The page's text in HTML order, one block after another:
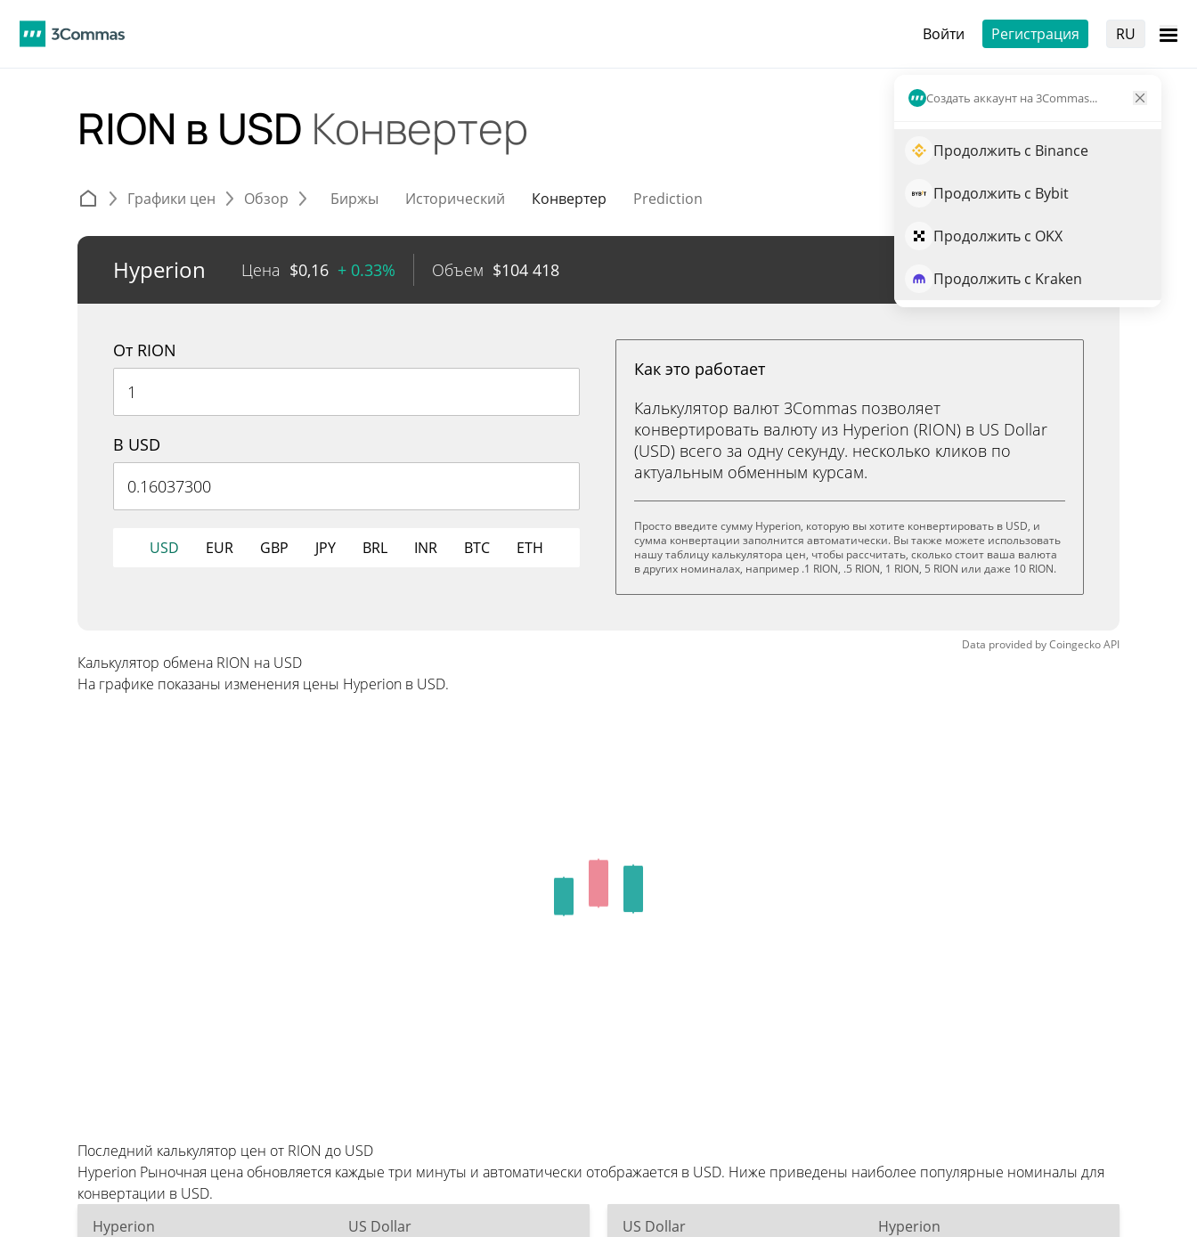
Войти Регистрация RU
Создать аккаунт на 3Commas...
Продолжить с Binance
Продолжить с Bybit
Продолжить с OKX
Продолжить с Kraken
RION в USD Конвертер
Графики цен Обзор Биржы Исторический Конвертер Prediction
Hyperion Цена $0,16 + 0.33% Объем $104 418 Торговля RION
От RION
В USD
USD EUR GBP JPY BRL INR BTC ETH
Как это работает
Калькулятор валют 3Commas позволяет
конвертировать валюту из Hyperion (RION) в US Dollar
(USD) всего за одну секунду. несколько кликов по
актуальным обменным курсам.
Просто введите сумму Hyperion, которую вы хотите конвертировать в USD, и
сумма конвертации заполнится автоматически. Вы также можете использовать
нашу таблицу калькулятора цен, чтобы рассчитать, сколько стоит ваша валюта
в других номиналах, например .1 RION, .5 RION, 1 RION, 5 RION или даже 10 RION.
Data provided byCoingeckoAPI
Калькулятор обмена RION на USD
На графике показаны изменения цены Hyperion в USD.
Последний калькулятор цен от RION до USD
Hyperion Рыночная цена обновляется каждые три минуты и автоматически отображается в USD. Ниже приведены наиболее популярные номиналы для
конвертации в USD.
Hyperion
US Dollar US Dollar Hyperion